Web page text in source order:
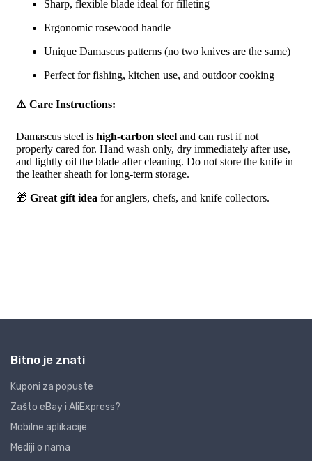
Bitno je znati
Kuponi za popuste
Zašto eBay i AliExpress?
Mobilne aplikacije
Mediji o nama